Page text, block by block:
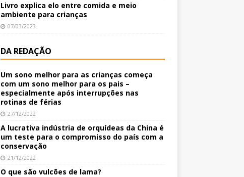
Livro explica elo entre comida e meio
ambiente para crianças
07/03/2023
DA REDAÇÃO
Um sono melhor para as crianças começa
com um sono melhor para os pais –
especialmente após interrupções nas
rotinas de férias
27/12/2022
A lucrativa indústria de orquídeas da China é
um teste para o compromisso do país com a
conservação
21/12/2022
O que são vulcões de lama?